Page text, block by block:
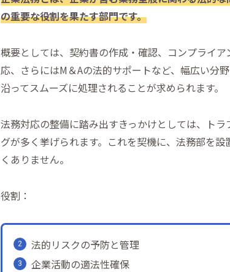
の重要な役割を果たす部門です。
概要としては、契約書の作成・確認、コンプライ
応、さらにはM＆Aの法的サポートなど、幅広い分
沿ってスムーズに処理されることが求められます。
法務対応の整備に踏み出すきっかけとしては、ト
グが多く挙げられます。これを契機に、法務部を
くありません。
役割：
法的リスクの予防と管理
企業活動の適法性確保